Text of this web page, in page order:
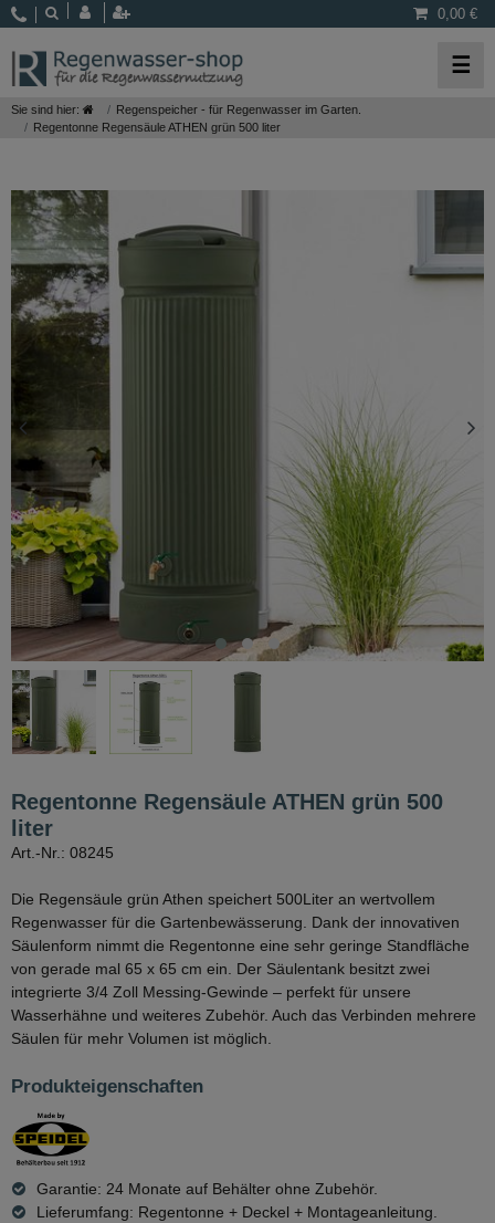
0,00 €
☰
Sie sind hier:
Regenspeicher - für Regenwasser im Garten.
Regentonne Regensäule ATHEN grün 500 liter
Regentonne Regensäule ATHEN grün 500
liter
Art.-Nr.: 08245
Die Regensäule grün Athen speichert 500Liter an wertvollem
Regenwasser für die Gartenbewässerung. Dank der innovativen
Säulenform nimmt die Regentonne eine sehr geringe Standfläche
von gerade mal 65 x 65 cm ein. Der Säulentank besitzt zwei
integrierte 3/4 Zoll Messing-Gewinde – perfekt für unsere
Wasserhähne und weiteres Zubehör. Auch das Verbinden mehrere
Säulen für mehr Volumen ist möglich.
Produkteigenschaften
Garantie: 24 Monate auf Behälter ohne Zubehör.
Lieferumfang: Regentonne + Deckel + Montageanleitung.